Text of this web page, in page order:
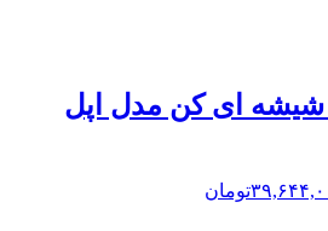
شیشه ای کن مدل اپل
تومان